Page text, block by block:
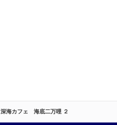
深海カフェ 海底二万哩 ２